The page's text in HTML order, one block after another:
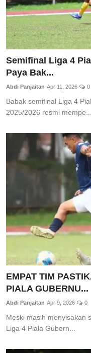
Semifinal Liga 4
Paya Bak...
Abdi Panjaitan Apr 11, 2026 0
Babak semifinal Liga 4
2025/2026 resmi mempe...
EMPAT TIM
PIALA GUBERNU...
Abdi Panjaitan Apr 9, 2026 0
Meski masih menyisakan
Liga 4 Piala Gubern...